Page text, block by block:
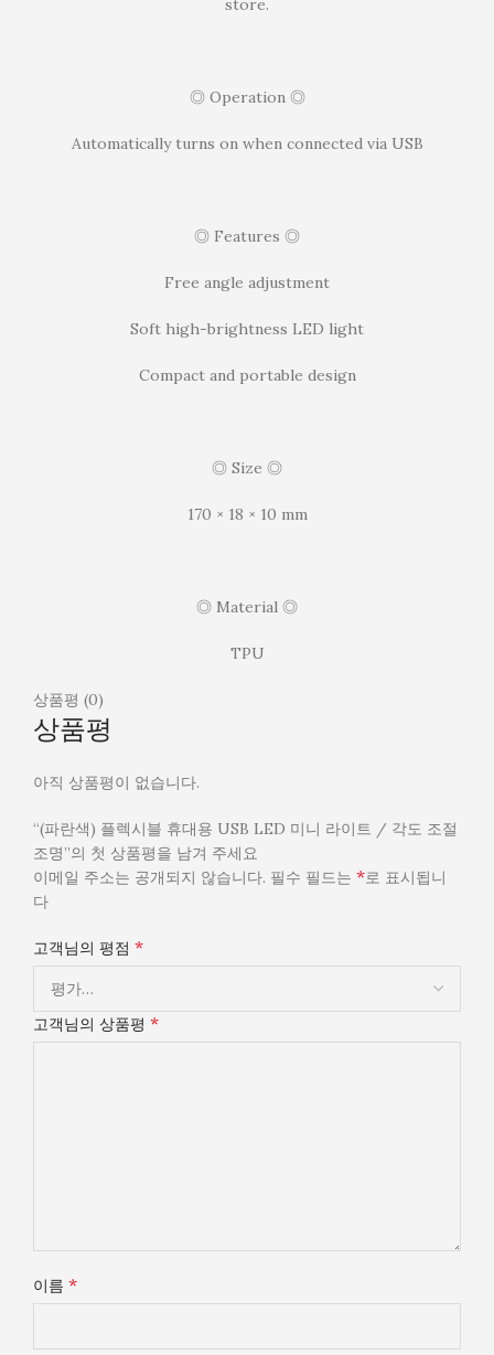
store.
◎ Operation ◎
Automatically turns on when connected via USB
◎ Features ◎
Free angle adjustment
Soft high-brightness LED light
Compact and portable design
◎ Size ◎
170 × 18 × 10 mm
◎ Material ◎
TPU
상품평 (0)
상품평
아직 상품평이 없습니다.
“(파란색) 플렉시블 휴대용 USB LED 미니 라이트 / 각도 조절
조명”의 첫 상품평을 남겨 주세요
이메일 주소는 공개되지 않습니다. 필수 필드는 *로 표시됩니
다
고객님의 평점 *
고객님의 상품평 *
이름 *